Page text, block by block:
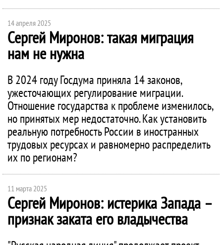
14 апреля 2025
Сергей Миронов: такая миграция
нам не нужна
В 2024 году Госдума приняла 14 законов,
ужесточающих регулирование миграции.
Отношение государства к проблеме изменилось,
но принятых мер недостаточно. Как установить
реальную потребность России в иностранных
трудовых ресурсах и равномерно распределить
их по регионам?
11 марта 2025
Сергей Миронов: истерика Запада –
признак заката его владычества